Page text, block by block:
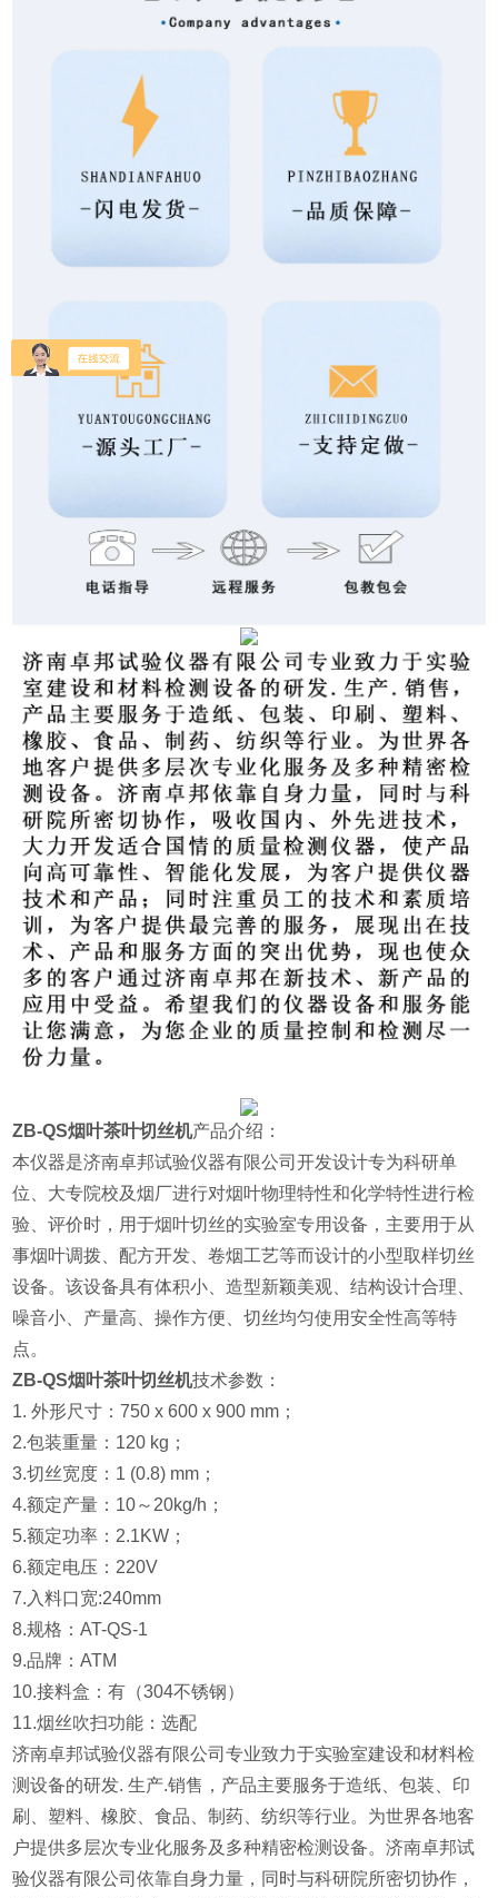
ZB-QS烟叶茶叶切丝机产品介绍：
本仪器是济南卓邦试验仪器有限公司开发设计专为科研单
位、大专院校及烟厂进行对烟叶物理特性和化学特性进行检
验、评价时，用于烟叶切丝的实验室专用设备，主要用于从
事烟叶调拨、配方开发、卷烟工艺等而设计的小型取样切丝
设备。该设备具有体积小、造型新颖美观、结构设计合理、
噪音小、产量高、操作方便、切丝均匀使用安全性高等特
点。
ZB-QS烟叶茶叶切丝机技术参数：
1. 外形尺寸：750 x 600 x 900 mm；
2.包装重量：120 kg；
3.切丝宽度：1 (0.8) mm；
4.额定产量：10～20kg/h；
5.额定功率：2.1KW；
6.额定电压：220V
7.入料口宽:240mm
8.规格：AT-QS-1
9.品牌：ATM
10.接料盒：有（304不锈钢）
11.烟丝吹扫功能：选配
济南卓邦试验仪器有限公司专业致力于实验室建设和材料检
测设备的研发. 生产.销售，产品主要服务于造纸、包装、印
刷、塑料、橡胶、食品、制药、纺织等行业。为世界各地客
户提供多层次专业化服务及多种精密检测设备。济南卓邦试
验仪器有限公司依靠自身力量，同时与科研院所密切协作，